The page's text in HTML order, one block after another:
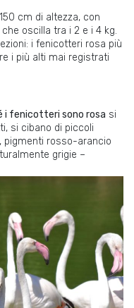
cm di altezza, con
oscilla tra i 2 e i 4 kg.
i fenicotteri rosa più
i più alti mai registrati
i fenicotteri sono rosa si
si cibano di piccoli
, pigmenti rosso-arancio
grigie –